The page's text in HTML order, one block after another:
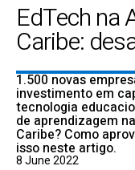
EdTech na
Caribe:
1.500 novas
investimento em
tecnologia
de aprendizagem
Caribe? Como
isso neste artigo.
8 June 2022